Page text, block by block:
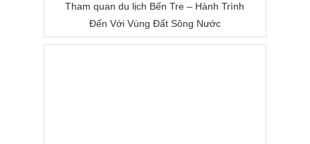
Tham quan du lịch Bến Tre – Hành Trình
Đến Với Vùng Đất Sông Nước